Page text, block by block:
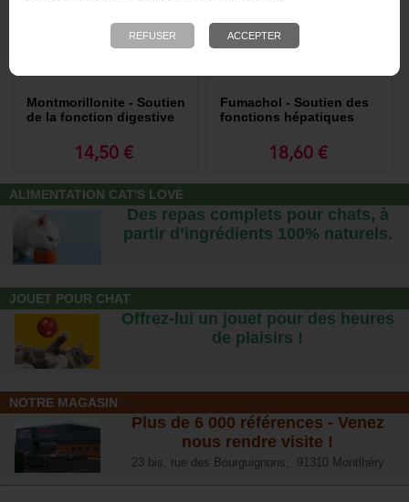
Montmorillonite - Soutien
de la fonction digestive
14,50 €
Fumachol - Soutien des
fonctions hépatiques
18,60 €
ALIMENTATION CAT'S LOVE
Des repas complets pour chats, à
partir d’ingrédients 100% naturels.
JOUET POUR CHAT
Offrez-lui un jouet pour des heures
de plaisirs !
NOTRE MAGASIN
Plus de 6 000 références - Venez
nous rendre visite !
23 bis, rue des Bourguignons, 91310 Montlhéry